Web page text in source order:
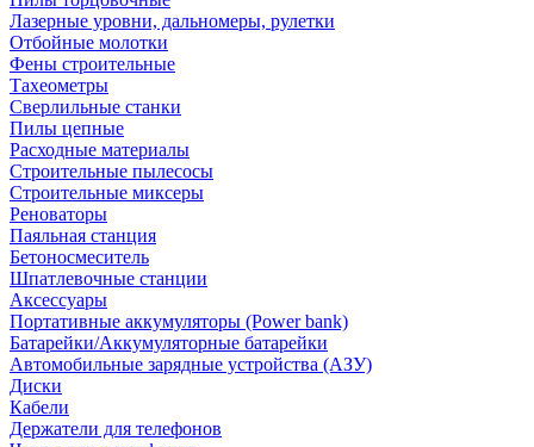
Лазерные уровни, дальномеры, рулетки
Отбойные молотки
Фены строительные
Тахеометры
Сверлильные станки
Пилы цепные
Расходные материалы
Строительные пылесосы
Строительные миксеры
Реноваторы
Паяльная станция
Бетоносмеситель
Шпатлевочные станции
Аксессуары
Портативные аккумуляторы (Power bank)
Батарейки/Аккумуляторные батарейки
Автомобильные зарядные устройства (АЗУ)
Диски
Кабели
Держатели для телефонов